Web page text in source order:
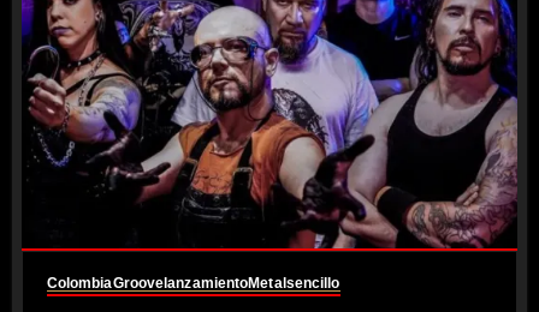
ColombiaGroovelanzamientoMetalsencillo